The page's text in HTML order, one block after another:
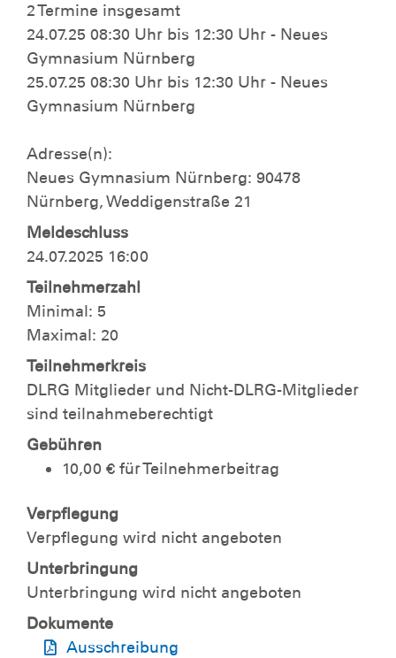
2 Termine insgesamt
24.07.25 08:30 Uhr bis 12:30 Uhr - Neues
Gymnasium Nürnberg
25.07.25 08:30 Uhr bis 12:30 Uhr - Neues
Gymnasium Nürnberg
Adresse(n):
Neues Gymnasium Nürnberg: 90478
Nürnberg, Weddigenstraße 21
Meldeschluss
24.07.2025 16:00
Teilnehmerzahl
Minimal: 5
Maximal: 20
Teilnehmerkreis
DLRG Mitglieder und Nicht-DLRG-Mitglieder
sind teilnahmeberechtigt
Gebühren
10,00 € für Teilnehmerbeitrag
Verpflegung
Verpflegung wird nicht angeboten
Unterbringung
Unterbringung wird nicht angeboten
Dokumente
Ausschreibung